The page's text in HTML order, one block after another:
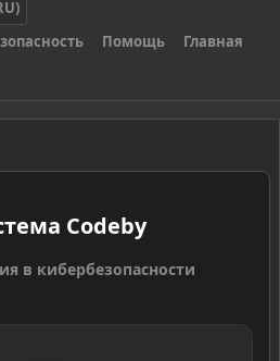
Помощь Главная
Codeby
в кибербезопасности